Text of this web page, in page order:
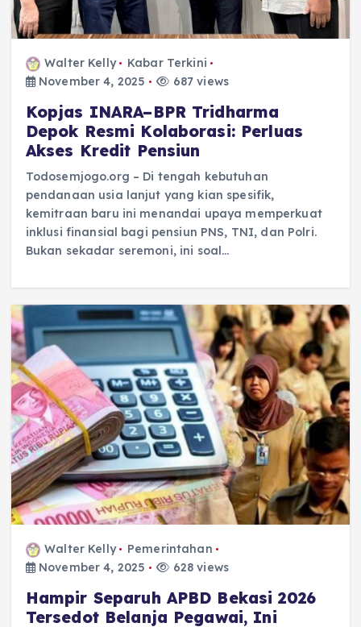
Walter Kelly
Kabar Terkini
November 4, 2025
687 views
Kopjas INARA–BPR Tridharma
Depok Resmi Kolaborasi: Perluas
Akses Kredit Pensiun
Todosemjogo.org – Di tengah kebutuhan
pendanaan usia lanjut yang kian spesifik,
kemitraan baru ini menandai upaya memperkuat
inklusi finansial bagi pensiun PNS, TNI, dan Polri.
Bukan sekadar seremoni, ini soal…
Walter Kelly
Pemerintahan
November 4, 2025
628 views
Hampir Separuh APBD Bekasi 2026
Tersedot Belanja Pegawai, Ini